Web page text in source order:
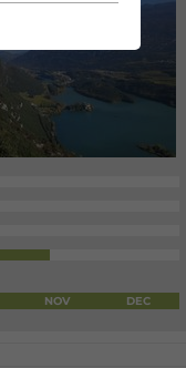
NOV DEC